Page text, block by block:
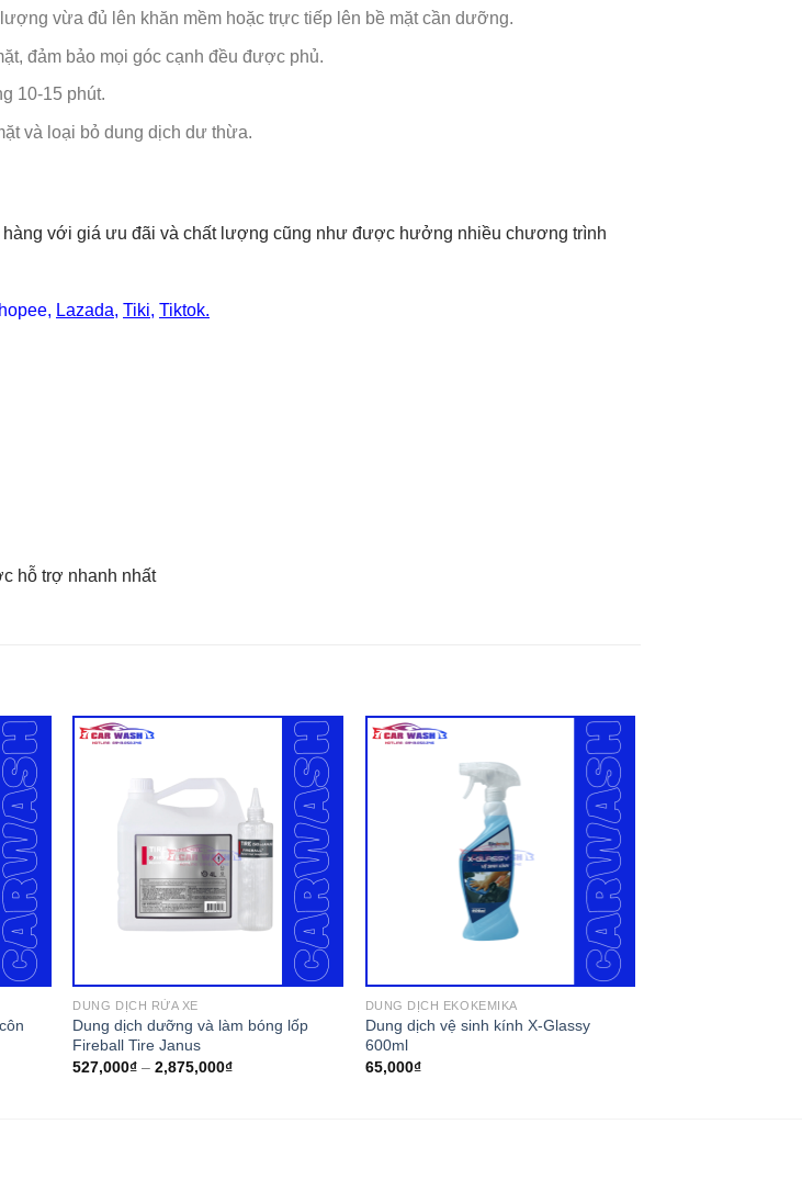
vừa đủ lên khăn mềm hoặc trực tiếp lên bề mặt cần dưỡng.
đảm bảo mọi góc cạnh đều được phủ.
10-15 phút.
và loại bỏ dung dịch dư thừa.
với giá ưu đãi và chất lượng cũng như được hưởng nhiều chương trình
, Lazada, Tiki, Tiktok.
hỗ trợ nhanh nhất
DUNG DỊCH RỬA XE
Dung dịch dưỡng và làm bóng lốp
Fireball Tire Janus
527,000₫ –2,875,000₫
DUNG DỊCH EKOKEMIKA
Dung dịch vệ sinh kính X-Glassy
600ml
65,000₫